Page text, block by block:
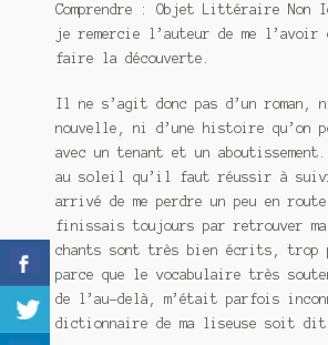
Comprendre : Objet Littéraire Non
je remercie l’auteur de me l’avoir
faire la découverte.
Il ne s’agit donc pas d’un roman,
nouvelle, ni d’une histoire qu’on
avec un tenant et un aboutissement.
au soleil qu’il faut réussir à
arrivé de me perdre un peu en
finissais toujours par retrouver
chants sont très bien écrits, trop
parce que le vocabulaire très
de l’au-delà, m’était parfois
dictionnaire de ma liseuse soit dit